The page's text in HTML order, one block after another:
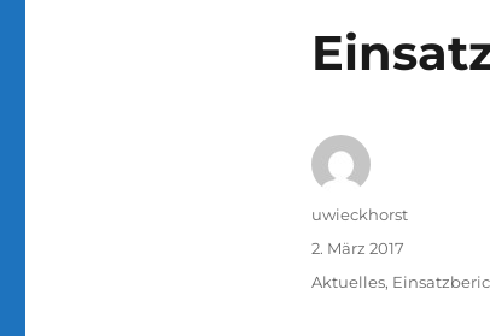
Autor
uwieckhorst
Veröffentlicht
am
2. März 2017
Kategorien
Aktuelles,